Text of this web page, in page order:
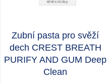
Zubní pasta pro svěží
dech CREST BREATH
PURIFY AND GUM Deep
Clean